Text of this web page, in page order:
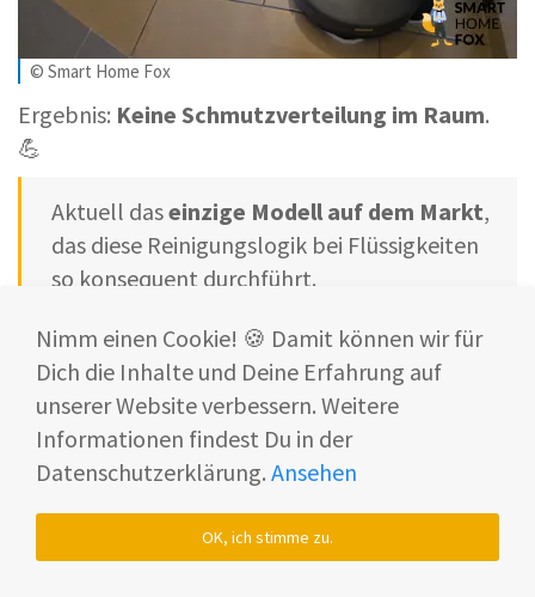
© Smart Home Fox
Ergebnis: Keine Schmutzverteilung im Raum.
💪
Aktuell daseinzige Modell auf dem Markt,
das diese Reinigungslogik bei Flüssigkeiten
so konsequent durchführt.
Wie ist die Wischleistung entlang der
Sockelleisten?
Damit der Roboter möglichst nah an den Leisten
wischen kann, hat er folgende Technologien mit
Strukturierter Lichtsensor
Nimm einen Cookie! 🍪 Damit können wir für
Dich die Inhalte und Deine Erfahrung auf
unserer Website verbessern. Weitere
Informationen findest Du in der
Datenschutzerklärung. Ansehen
OK, ich stimme zu.